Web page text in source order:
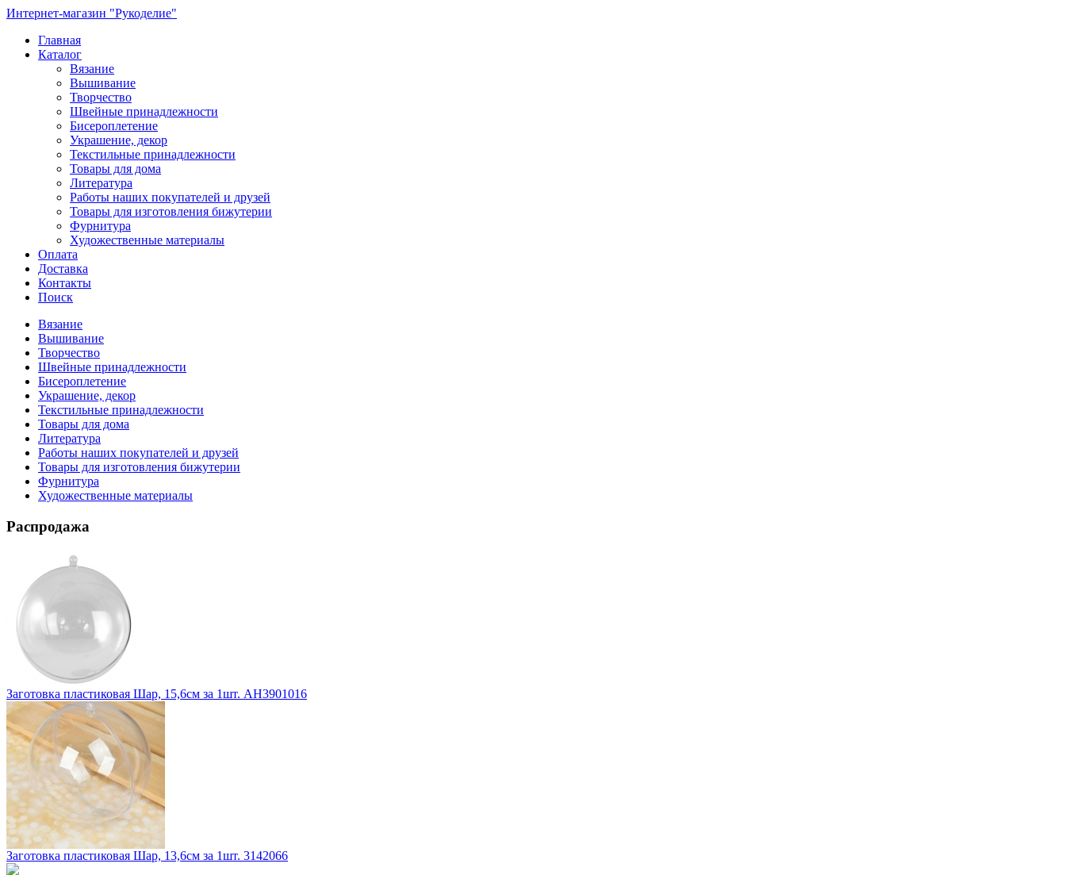
Интернет-магазин "Рукоделие"
Главная
Каталог
Вязание
Вышивание
Творчество
Швейные принадлежности
Бисероплетение
Украшение, декор
Текстильные принадлежности
Товары для дома
Литература
Работы наших покупателей и друзей
Товары для изготовления бижутерии
Фурнитура
Художественные материалы
Оплата
Доставка
Контакты
Поиск
Вязание
Вышивание
Творчество
Швейные принадлежности
Бисероплетение
Украшение, декор
Текстильные принадлежности
Товары для дома
Литература
Работы наших покупателей и друзей
Товары для изготовления бижутерии
Фурнитура
Художественные материалы
Распродажа
Заготовка пластиковая Шар, 15,6см за 1шт. АН3901016
Заготовка пластиковая Шар, 13,6см за 1шт. 3142066